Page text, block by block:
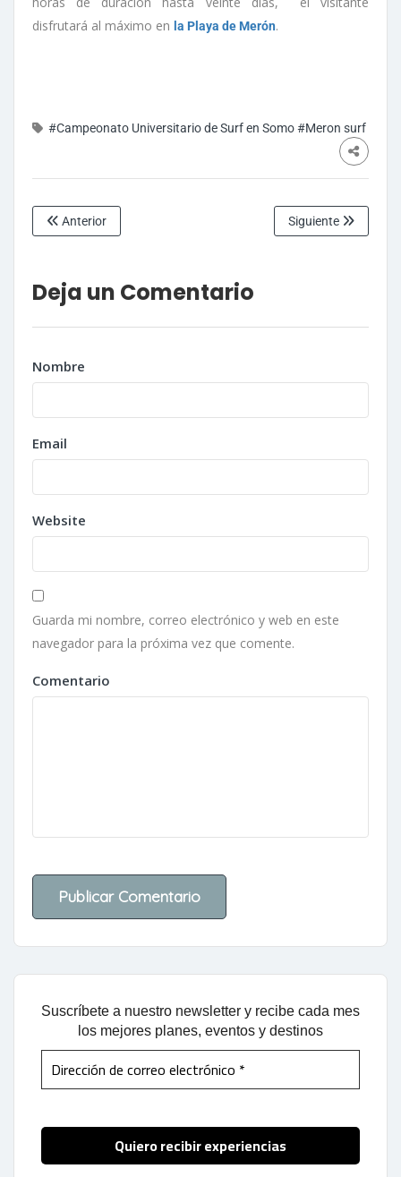
disfrutará al máximo en la Playa de Merón.
#Campeonato Universitario de Surf en Somo#Meron surf
Anterior Siguiente
Deja un Comentario
Nombre
Email
Website
Guarda mi nombre, correo electrónico y web en este
navegador para la próxima vez que comente.
Comentario
Suscríbete a nuestro newsletter y recibe cada mes
los mejores planes, eventos y destinos